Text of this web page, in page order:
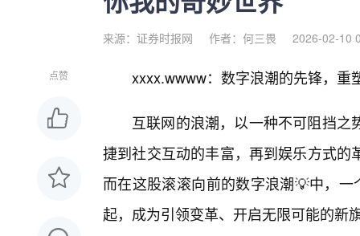
来源：证券时报网 作者：何三畏 2026-02-10
点赞 xxxx.wwww：数字浪潮的先锋，重
互联网的浪潮，以一种不可阻挡
捷到社交互动的丰富，再到娱乐方式
而在这股滚滚向前的数字浪潮💡中，
起，成为引领变革、开启无限可能的新